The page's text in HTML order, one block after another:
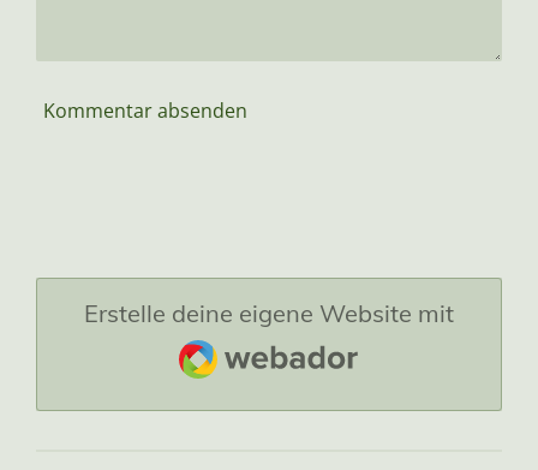
Kommentar absenden
Erstelle deine eigene Website mit
Webador